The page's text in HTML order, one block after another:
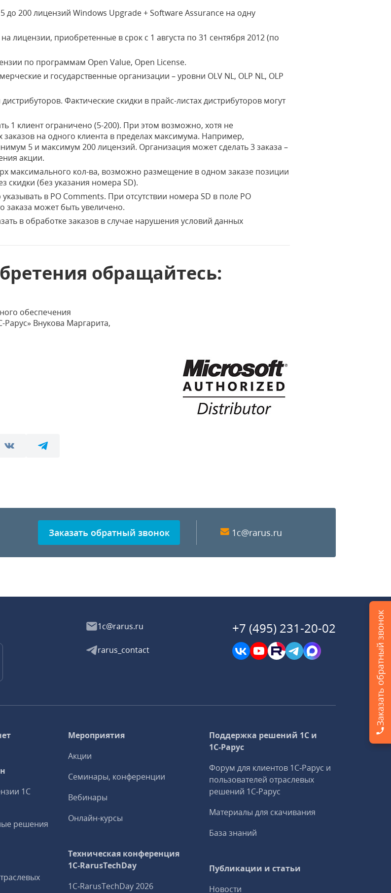
до 200 лицензий Windows Upgrade + Software Assurance на одну
лицензии, приобретенные в срок с 1 августа по 31 сентября 2012 (по
по программам Open Value, Open License.
и государственные организации – уровни OLV NL, OLP NL, OLP
Фактические скидки в прайс-листах дистрибуторов могут
1 клиент ограничено (5-200). При этом возможно, хотя не
на одного клиента в пределах максимума. Например,
5 и максимум 200 лицензий. Организация может сделать 3 заказа –
акции.
максимального кол-ва, возможно размещение в одном заказе позиции
скидки (без указания номера SD).
в PO Comments. При отсутствии номера SD в поле PO
заказа может быть увеличено.
в обработке заказов в случае нарушения условий данных
обращайтесь:
обеспечения
Внукова Маргарита,
Заказать обратный звонок 1c@rarus.ru
1c@rarus.ru
rarus_contact
+7 (495) 231-20-02
1С
решения
Мероприятия
Акции
Семинары, конференции
Вебинары
Онлайн-курсы
Техническая конференция
1C‑RarusTechDay
1C‑RarusTechDay 2026
Поддержка решений 1С и
1С‑Рарус
Форум для клиентов 1С‑Рарус и
пользователей отраслевых
решений 1С‑Рарус
Материалы для скачивания
База знаний
Публикации и статьи
Новости
Заказать обратный звонок